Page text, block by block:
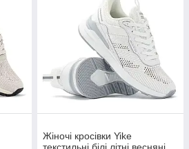
Жіночі кросівки Yike